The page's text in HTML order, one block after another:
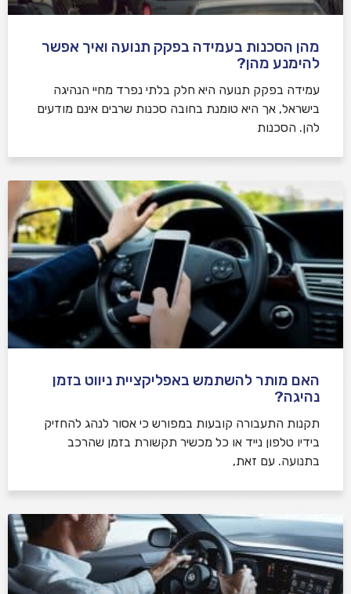
מהן הסכנות בעמידה בפקק תנועה ואיך אפשר
להימנע מהן?
עמידה בפקק תנועה היא חלק בלתי נפרד מחיי הנהיגה
בישראל, אך היא טומנת בחובה סכנות שרבים אינם מודעים
להן. הסכנות
האם מותר להשתמש באפליקציית ניווט בזמן
נהיגה?
תקנות התעבורה קובעות במפורש כי אסור לנהג להחזיק
בידיו טלפון נייד או כל מכשיר תקשורת בזמן שהרכב
בתנועה. עם זאת,